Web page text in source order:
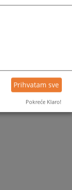
Prihvatam sve
Pokreće Klaro!